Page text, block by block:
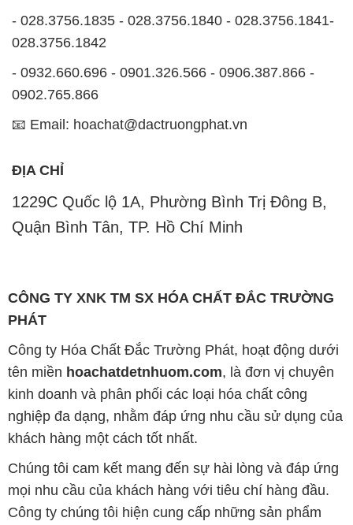
- 028.3756.1835 - 028.3756.1840 - 028.3756.1841-
028.3756.1842
- 0932.660.696 - 0901.326.566 - 0906.387.866 -
0902.765.866
📧 Email: hoachat@dactruongphat.vn
ĐỊA CHỈ
1229C Quốc lộ 1A, Phường Bình Trị Đông B,
Quận Bình Tân, TP. Hồ Chí Minh
CÔNG TY XNK TM SX HÓA CHẤT ĐẮC TRƯỜNG
PHÁT
Công ty Hóa Chất Đắc Trường Phát, hoạt động dưới
tên miền hoachatdetnhuom.com, là đơn vị chuyên
kinh doanh và phân phối các loại hóa chất công
nghiệp đa dạng, nhằm đáp ứng nhu cầu sử dụng của
khách hàng một cách tốt nhất.
Chúng tôi cam kết mang đến sự hài lòng và đáp ứng
mọi nhu cầu của khách hàng với tiêu chí hàng đầu.
Công ty chúng tôi hiện cung cấp những sản phẩm